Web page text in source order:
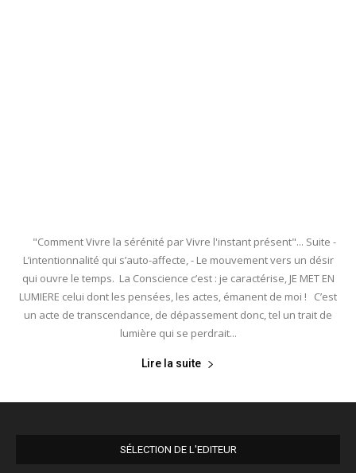
"Comment Vivre la sérénité par Vivre l'instant présent"... Suite -
L’intentionnalité qui s’auto-affecte, - Le mouvement vers un désir
qui ouvre le temps. La Conscience c’est : je caractérise, JE MET EN
LUMIERE celui dont les pensées, les actes, émanent de moi ! C’est
un acte de transcendance, de dépassement donc, tel un trait de
lumière qui se perdrait...
Lire la suite
SÉLECTION DE L'EDITEUR